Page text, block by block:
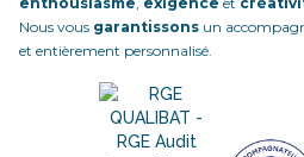
Nous vous garantissons un
et entièrement personnalisé.